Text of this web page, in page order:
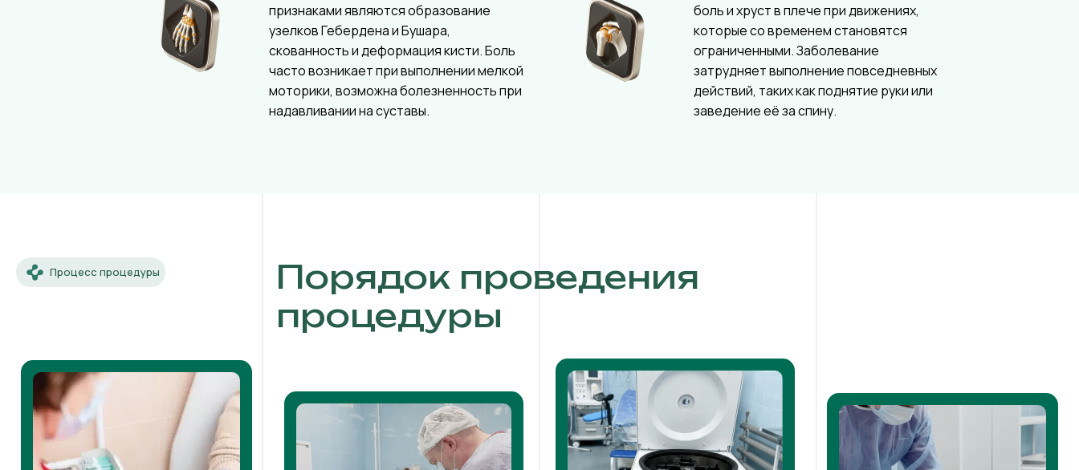
признаками являются образование
узелков Гебердена и Бушара,
скованность и деформация кисти. Боль
часто возникает при выполнении мелкой
моторики, возможна болезненность при
надавливании на суставы.
боль и хруст в плече при движениях,
которые со временем становятся
ограниченными. Заболевание
затрудняет выполнение повседневных
действий, таких как поднятие руки или
заведение её за спину.
Процесс процедуры
Порядок проведения
процедуры